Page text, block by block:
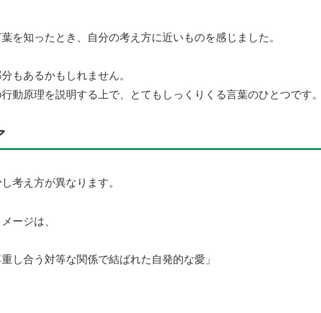
を知ったとき、自分の考え方に近いものを感じました。
もあるかもしれません。
動原理を説明する上で、とてもしっくりくる言葉のひとつです。
考え方が異なります。
ージは、
し合う対等な関係で結ばれた自発的な愛」